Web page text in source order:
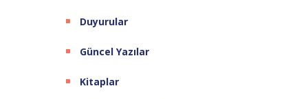
Duyurular
Güncel Yazılar
Kitaplar